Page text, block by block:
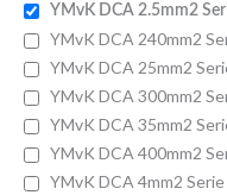
YMvK DCA 2.5mm2
YMvK DCA 240mm2
YMvK DCA 25mm2
YMvK DCA 300mm2
YMvK DCA 35mm2
YMvK DCA 400mm2
YMvK DCA 4mm2 Serie